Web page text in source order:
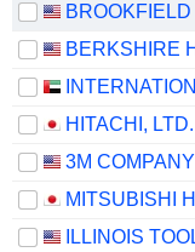
HITACHI, LTD.
3M COMPANY